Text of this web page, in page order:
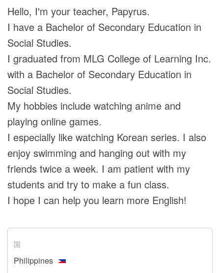
Hello, I'm your teacher, Papyrus.
I have a Bachelor of Secondary Education in
Social Studies.
I graduated from MLG College of Learning Inc.
with a Bachelor of Secondary Education in
Social Studies.
My hobbies include watching anime and
playing online games.
I especially like watching Korean series. I also
enjoy swimming and hanging out with my
friends twice a week. I am patient with my
students and try to make a fun class.
I hope I can help you learn more English!
国
Philippines